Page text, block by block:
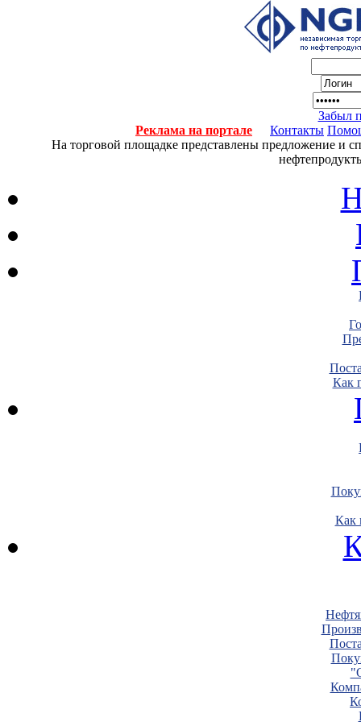
Забыл
Реклама на портале
Контакты
На торговой площадке представлены предложение и
Как
Как